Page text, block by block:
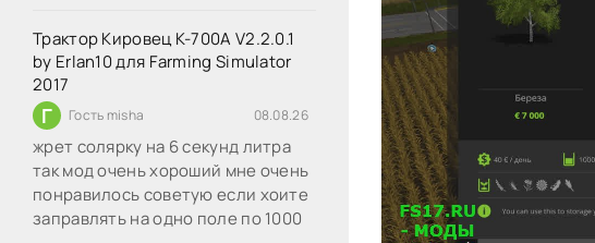
Трактор Кировец К-700А V2.2.0.1
by Erlan10 для Farming Simulator
2017
Г Гость misha 08.08.26
жрет солярку на 6 секунд литра
так мод очень хороший мне очень
понравилось советую если хоите
заправлять на одно поле по 1000